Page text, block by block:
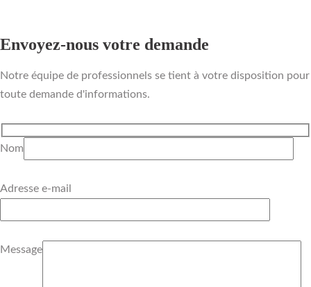
Envoyez-nous votre demande
Notre équipe de professionnels se tient à votre disposition pour
toute demande d'informations.
Nom
Adresse e-mail
Message